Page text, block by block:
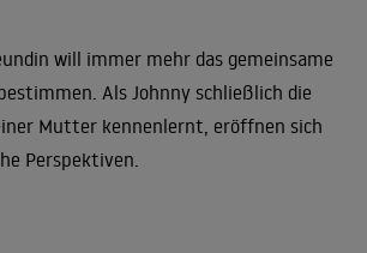
will immer mehr das gemeinsame
Als Johnny schließlich die
Mutter kennenlernt, eröffnen sich
Perspektiven.